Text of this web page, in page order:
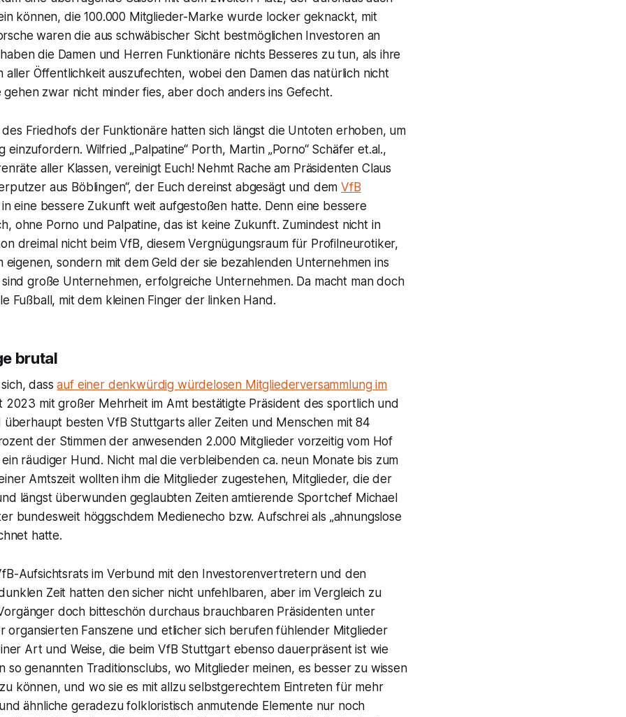
können, die 100.000 Mitglieder-Marke wurde locker geknackt, mit
waren die aus schwäbischer Sicht bestmöglichen Investoren an
die Damen und Herren Funktionäre nichts Besseres zu tun, als ihre
aller Öffentlichkeit auszufechten, wobei den Damen das natürlich nicht
zwar nicht minder fies, aber doch anders ins Gefecht.
Friedhofs der Funktionäre hatten sich längst die Untoten erhoben, um
einzufordern. Wilfried „Palpatine“ Porth, Martin „Porno“ Schäfer et.al.,
aller Klassen, vereinigt Euch! Nehmt Rache am Präsidenten Claus
aus Böblingen“, der Euch dereinst abgesägt und demVfB
eine bessere Zukunft weit aufgestoßen hatte. Denn eine bessere
ohne Porno und Palpatine, das ist keine Zukunft. Zumindest nicht in
dreimal nicht beim VfB, diesem Vergnügungsraum für Profilneurotiker,
eigenen, sondern mit dem Geld der sie bezahlenden Unternehmen ins
große Unternehmen, erfolgreiche Unternehmen. Da macht man doch
Fußball, mit dem kleinen Finger der linken Hand.
brutal
dassauf einer denkwürdig würdelosen Mitgliederversammlung im
mit großer Mehrheit im Amt bestätigte Präsident des sportlich und
besten VfB Stuttgarts aller Zeiten und Menschen mit 84
der Stimmen der anwesenden 2.000 Mitglieder vorzeitig vom Hof
räudiger Hund. Nicht mal die verbleibenden ca. neun Monate bis zum
Amtszeit wollten ihm die Mitglieder zugestehen, Mitglieder, die der
längst überwunden geglaubten Zeiten amtierende Sportchef Michael
bundesweit höggschdem Medienecho bzw. Aufschrei als „ahnungslose
hatte.
Aufsichtsrats im Verbund mit den Investorenvertretern und den
Zeit hatten den sicher nicht unfehlbaren, aber im Vergleich zu
doch bitteschön durchaus brauchbaren Präsidenten unter
organsierten Fanszene und etlicher sich berufen fühlender Mitglieder
Art und Weise, die beim VfB Stuttgart ebenso dauerpräsent ist wie
so genannten Traditionsclubs, wo Mitglieder meinen, es besser zu wissen
können, und wo sie es mit allzu selbstgerechtem Eintreten für mehr
ähnliche geradezu folkloristisch anmutende Elemente nur noch